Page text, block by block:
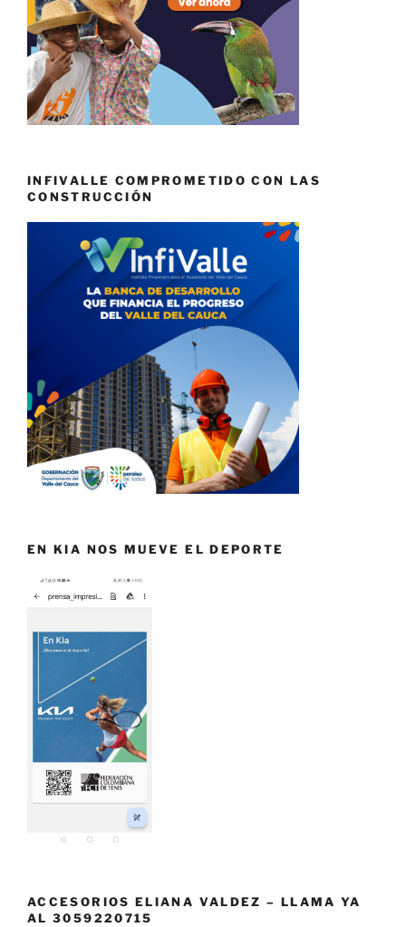
INFIVALLE COMPROMETIDO CON LAS
CONSTRUCCIÓN
EN KIA NOS MUEVE EL DEPORTE
ACCESORIOS ELIANA VALDEZ – LLAMA YA
AL 3059220715